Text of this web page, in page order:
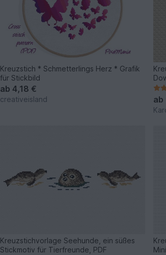
Kreuzstich * Schmetterlings Herz * Grafik
für Stickbild
ab4,18 €
creativeisland ab
Kreuzstichvorlage Seehunde, ein süßes
Stickmotiv für Tierfreunde, PDF